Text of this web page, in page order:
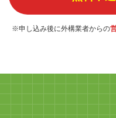
※申し込み後に外構業者からの